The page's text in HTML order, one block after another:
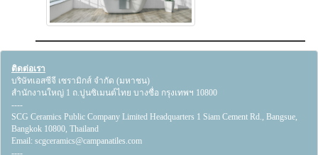
ติดต่อเรา
บริษัทเอสซีจี เซรามิกส์ จำกัด (มหาชน)
สำนักงานใหญ่ 1 ถ.ปูนซิเมนต์ไทย บางซื่อ กรุงเทพฯ 10800
----
SCG Ceramics Public Company Limited Headquarters 1 Siam Cement Rd., Bangsue,
Bangkok 10800, Thailand
Email: scgceramics@campanatiles.com
----